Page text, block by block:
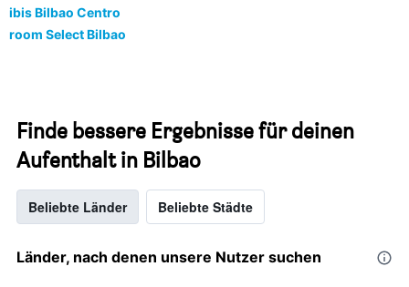
ibis Bilbao Centro
room Select Bilbao
Finde bessere Ergebnisse für deinen
Aufenthalt in Bilbao
Beliebte Länder Beliebte Städte
Länder, nach denen unsere Nutzer suchen